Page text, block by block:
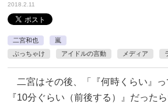
2018.2.11
二宮和也
嵐
ぶっちゃけ
アイドルの言動 メディア
二宮はその後、「『何時くらい』っ
『10分ぐらい（前後する）』だった